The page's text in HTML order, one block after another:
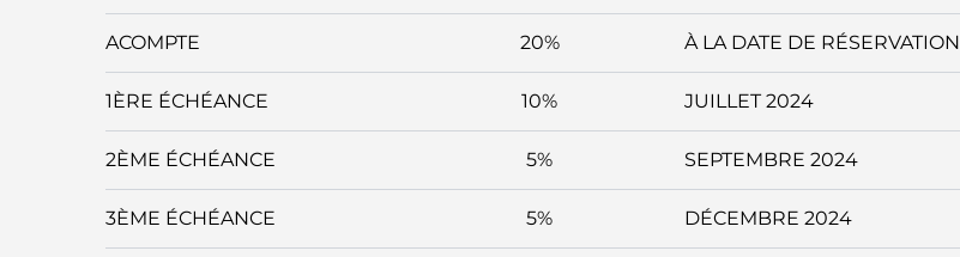
ACOMPTE 20% À LA DATE DE RÉSERVATION
1ÈRE ÉCHÉANCE 10% JUILLET 2024
2ÈME ÉCHÉANCE 5% SEPTEMBRE 2024
3ÈME ÉCHÉANCE 5% DÉCEMBRE 2024